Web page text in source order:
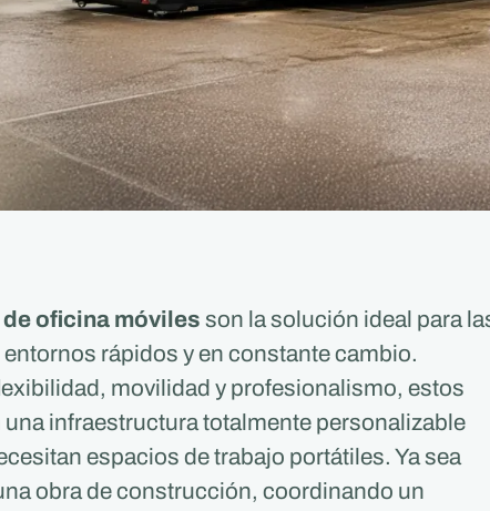
oficina móviles son la solución ideal para
rápidos y en constante cambio.
movilidad y profesionalismo, estos
infraestructura totalmente personalizable
espacios de trabajo portátiles. Ya sea
obra de construcción, coordinando un